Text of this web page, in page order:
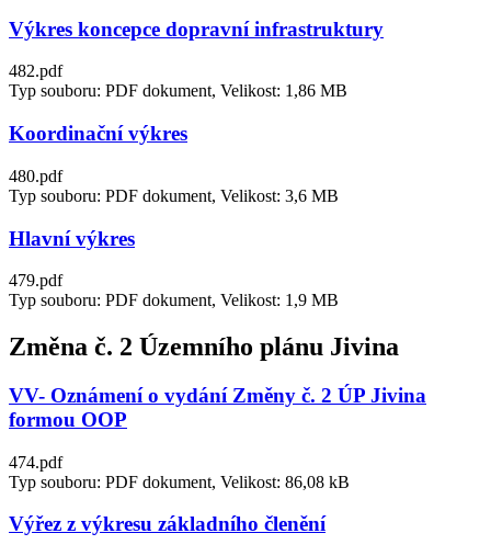
Výkres koncepce dopravní infrastruktury
482.pdf
Typ souboru: PDF dokument, Velikost: 1,86 MB
Koordinační výkres
480.pdf
Typ souboru: PDF dokument, Velikost: 3,6 MB
Hlavní výkres
479.pdf
Typ souboru: PDF dokument, Velikost: 1,9 MB
Změna č. 2 Územního plánu Jivina
VV- Oznámení o vydání Změny č. 2 ÚP Jivina
formou OOP
474.pdf
Typ souboru: PDF dokument, Velikost: 86,08 kB
Výřez z výkresu základního členění